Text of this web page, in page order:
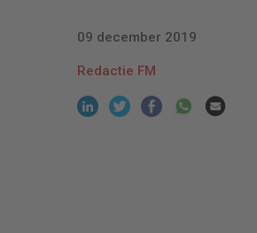
09 december 2019
Redactie FM